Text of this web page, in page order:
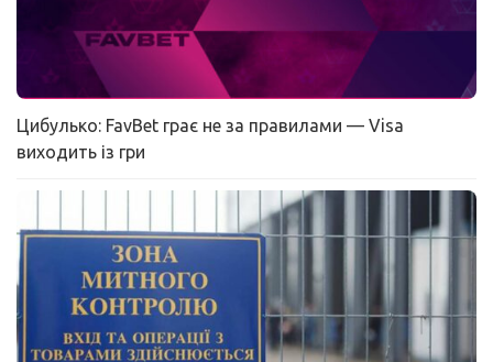
Цибулько: FavBet грає не за правилами — Visa
виходить із гри